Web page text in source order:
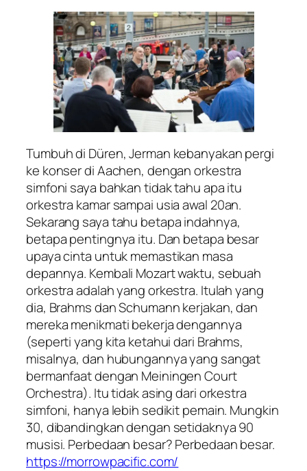
Tumbuh di Düren, Jerman kebanyakan pergi
ke konser di Aachen, dengan orkestra
simfoni saya bahkan tidak tahu apa itu
orkestra kamar sampai usia awal 20an.
Sekarang saya tahu betapa indahnya,
betapa pentingnya itu. Dan betapa besar
upaya cinta untuk memastikan masa
depannya. Kembali Mozart waktu, sebuah
orkestra adalah yang orkestra. Itulah yang
dia, Brahms dan Schumann kerjakan, dan
mereka menikmati bekerja dengannya
(seperti yang kita ketahui dari Brahms,
misalnya, dan hubungannya yang sangat
bermanfaat dengan Meiningen Court
Orchestra). Itu tidak asing dari orkestra
simfoni, hanya lebih sedikit pemain. Mungkin
30, dibandingkan dengan setidaknya 90
musisi. Perbedaan besar? Perbedaan besar.
https://morrowpacific.com/